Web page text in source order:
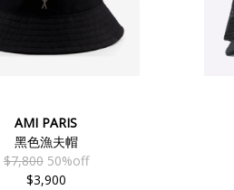
AMI PARIS
黑色漁夫帽
$7,800 50%off
$3,900